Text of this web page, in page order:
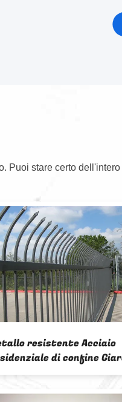
Puoi stare certo
Fence di pannelli di
arrotondati a forma di
rivestimento in